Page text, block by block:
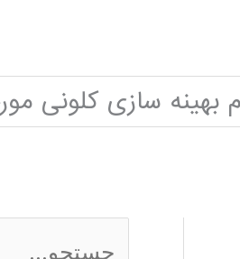
بهینه سازی کلونی